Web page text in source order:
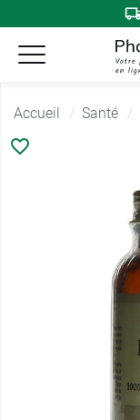
Accueil Santé